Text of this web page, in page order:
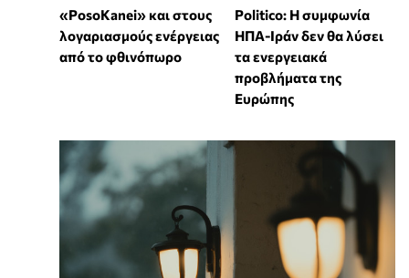
«PosoKanei» και στους
λογαριασμούς ενέργειας
από το φθινόπωρο
Politico: Η συμφωνία
ΗΠΑ-Ιράν δεν θα λύσει
τα ενεργειακά
προβλήματα της
Ευρώπης